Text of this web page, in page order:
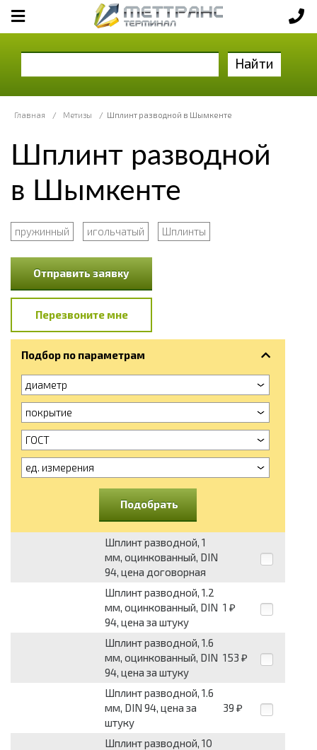
Найти
Главная / Метизы / Шплинт разводной в Шымкенте
Шплинт разводной
в Шымкенте
пружинный игольчатый Шплинты
Отправить заявку
Перезвоните мне
Подбор по параметрам
диаметр
покрытие
ГОСТ
ед. измерения
Подобрать
Шплинт разводной, 1
мм, оцинкованный, DIN
94, цена договорная
Шплинт разводной, 1.2
мм, оцинкованный, DIN
94, цена за штуку
1 ₽
Шплинт разводной, 1.6
мм, оцинкованный, DIN
94, цена за штуку
153 ₽
Шплинт разводной, 1.6
мм, DIN 94, цена за
штуку
39 ₽
Шплинт разводной, 10